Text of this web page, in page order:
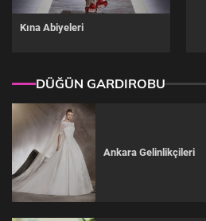
Kına Abiyeleri
DÜĞÜN GARDIROBU
Ankara Gelinlikçileri